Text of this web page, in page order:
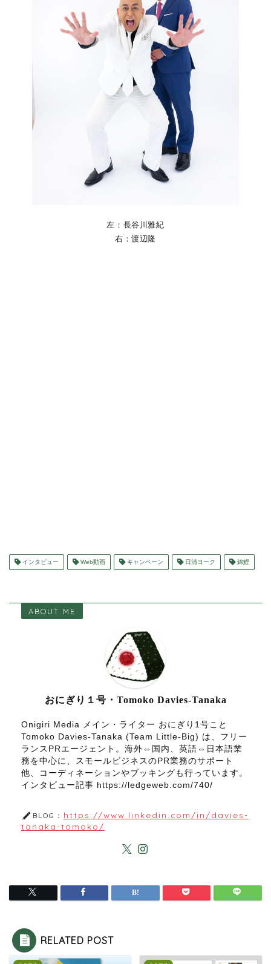
左：長谷川雅紀
右：渡辺隆
インタビュー Web動画 キャンペーン 日清ヨーク 錦鯉
ABOUT ME
おにぎり１号・Tomoko Davies-Tanaka
Onigiri Media メイン・ライター おにぎり1号こと
Tomoko Davies-Tanaka (Team Little-Big) は、フリー
ランスPRエージェント。海外⇔国内、英語⇔日本語業
務を中心に、スモールビジネスのPR業務のサポート
他、コーディネーションやブッキングも行っています。
インタビュー記事 https://ledgeweb.com/740/
BLOG： https://www.linkedin.com/in/davies-
tanaka-tomoko/
RELATED POST